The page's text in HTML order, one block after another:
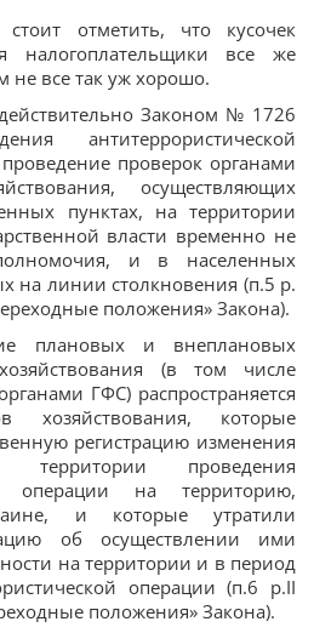
отметить, что кусочек
налогоплательщики все же
не все так уж хорошо.
Законом № 1726
антитеррористической
проверок органами
осуществляющих
пунктах, на территории
власти временно не
и в населенных
на линии столкновения (п.5 р.
положения» Закона).
плановых и внеплановых
(в том числе
ГФС) распространяется
хозяйствования, которые
регистрацию изменения
территории проведения
операции на территорию,
и которые утратили
об осуществлении ими
на территории и в период
операции (п.6 р.II
положения» Закона).